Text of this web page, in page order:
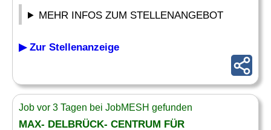
MEHR INFOS ZUM STELLENANGEBOT
▶ Zur Stellenanzeige
Job vor 3 Tagen bei JobMESH gefunden
MAX- DELBRÜCK- CENTRUM FÜR